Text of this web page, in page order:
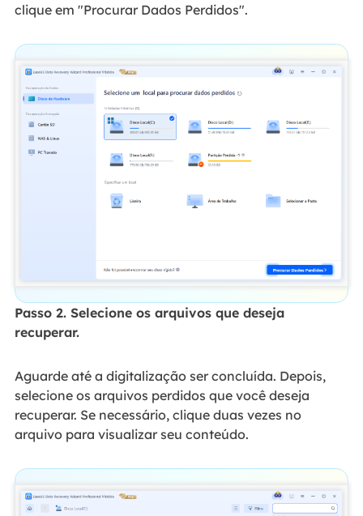
clique em "Procurar Dados Perdidos".
Passo 2. Selecione os arquivos que deseja
recuperar.
Aguarde até a digitalização ser concluída. Depois,
selecione os arquivos perdidos que você deseja
recuperar. Se necessário, clique duas vezes no
arquivo para visualizar seu conteúdo.